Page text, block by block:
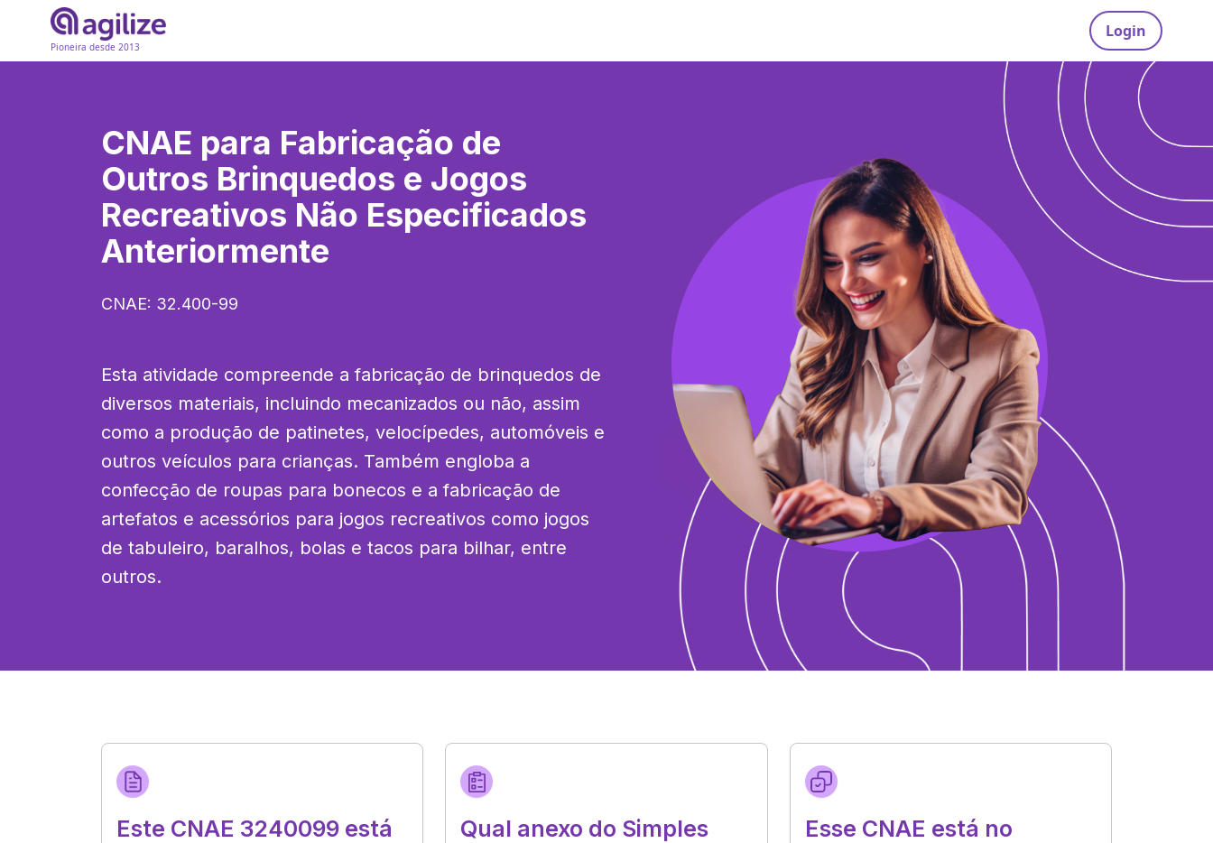
Pioneira desde 2013
Login
CNAE para Fabricação de
Outros Brinquedos e Jogos
Recreativos Não Especificados
Anteriormente
CNAE: 32.400-99
Esta atividade compreende a fabricação de brinquedos de
diversos materiais, incluindo mecanizados ou não, assim
como a produção de patinetes, velocípedes, automóveis e
outros veículos para crianças. Também engloba a
confecção de roupas para bonecos e a fabricação de
artefatos e acessórios para jogos recreativos como jogos
de tabuleiro, baralhos, bolas e tacos para bilhar, entre
outros.
Este CNAE 3240099 está
Qual anexo do Simples
Esse CNAE está no